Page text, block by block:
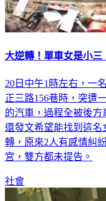
大逆轉！單車女是小
20日中午1時左右，一
正三路156巷時，突遭
的汽車，過程全被後
還發文希望能找到這
轉，原來2人有感情糾
宮，雙方都未提告。
社會